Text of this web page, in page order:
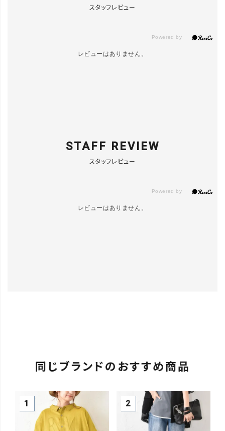
スタッフレビュー
レビューはありません。
STAFF REVIEW
スタッフレビュー
レビューはありません。
同じブランドのおすすめ商品